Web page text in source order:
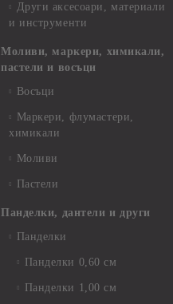
Други аксесоари, материали
и инструменти
Моливи, маркери, химикали,
пастели и восъци
Восъци
Маркери, флумастери,
химикали
Моливи
Пастели
Панделки, дантели и други
Панделки
Панделки 0,60 см
Панделки 1,00 см